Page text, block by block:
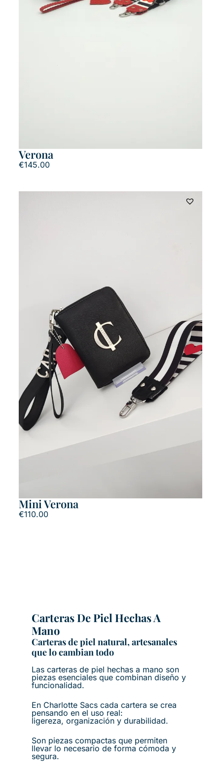
Verona
€145.00
Mini Verona
€110.00
Carteras De Piel Hechas A
Mano
Carteras de piel natural, artesanales
que lo cambian todo
Las carteras de piel hechas a mano son
piezas esenciales que combinan diseño y
funcionalidad.
En Charlotte Sacs cada cartera se crea
pensando en el uso real:
ligereza, organización y durabilidad.
Son piezas compactas que permiten
llevar lo necesario de forma cómoda y
segura.